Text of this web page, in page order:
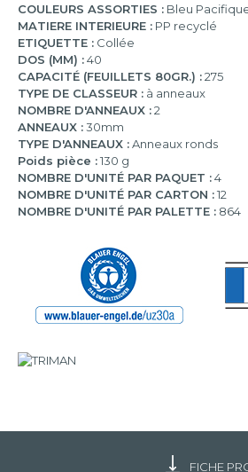
COULEURS ASSORTIES : Bleu
MATIERE INTERIEURE : PP recyclé
ETIQUETTE : Collée
DOS (MM) :40
CAPACITÉ (FEUILLETS 80GR.) :275
TYPE DE CLASSEUR : à anneaux
NOMBRE D'ANNEAUX :2
ANNEAUX :30mm
TYPE D'ANNEAUX :Anneaux ronds
Poids pièce :130 g
NOMBRE D'UNITÉ PAR PAQUET :4
NOMBRE D'UNITÉ PAR CARTON :12
NOMBRE D'UNITÉ PAR PALETTE : 864
FICHE